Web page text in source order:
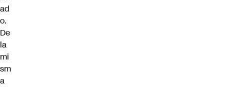
ad
o.
De
la
mi
sm
a